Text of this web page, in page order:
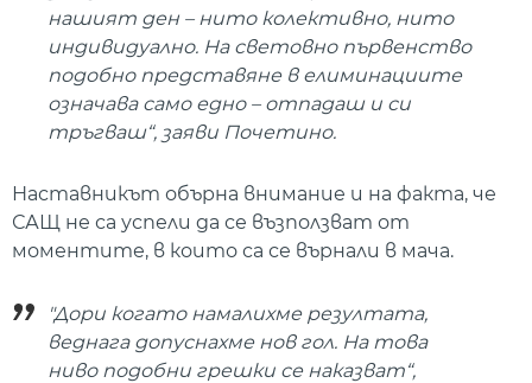
нашият ден – нито колективно, нито
индивидуално. На световно първенство
подобно представяне в елиминациите
означава само едно – отпадаш и си
тръгваш“, заяви Почетино.
Наставникът обърна внимание и на факта, че
САЩ не са успели да се възползват от
моментите, в които са се върнали в мача.
"Дори когато намалихме резултата,
веднага допуснахме нов гол. На това
ниво подобни грешки се наказват“,